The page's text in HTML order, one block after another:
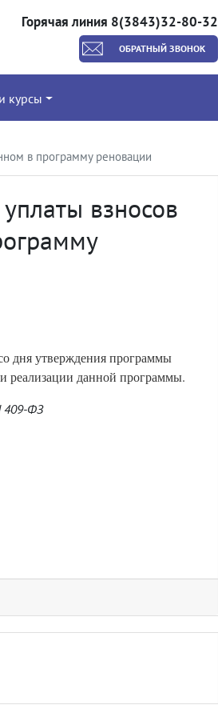
Горячая линия 8(3843)32-80-32
ОБРАТНЫЙ ЗВОНОК
курсы
в программу реновации
взносов
дня утверждения программы
реализации данной программы.
409-ФЗ